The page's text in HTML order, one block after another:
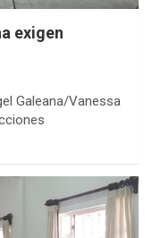
exigen
Galeana/Vanessa